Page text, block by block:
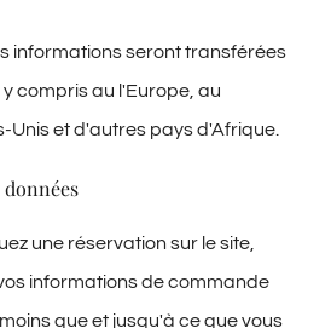
informations seront transférées
compris au l'Europe, au
Unis et d'autres pays d'Afrique.
une réservation sur le site,
informations de commande
que et jusqu'à ce que vous